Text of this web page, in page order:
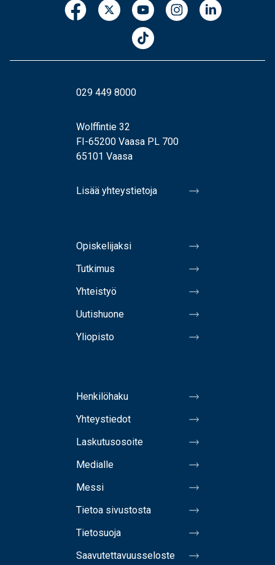
029 449 8000
Wolffintie 32
FI-65200 Vaasa PL 700
65101 Vaasa
Lisää yhteystietoja
Opiskelijaksi
Tutkimus
Yhteistyö
Uutishuone
Yliopisto
Henkilöhaku
Yhteystiedot
Laskutusosoite
Medialle
Messi
Tietoa sivustosta
Tietosuoja
Saavutettavuusseloste